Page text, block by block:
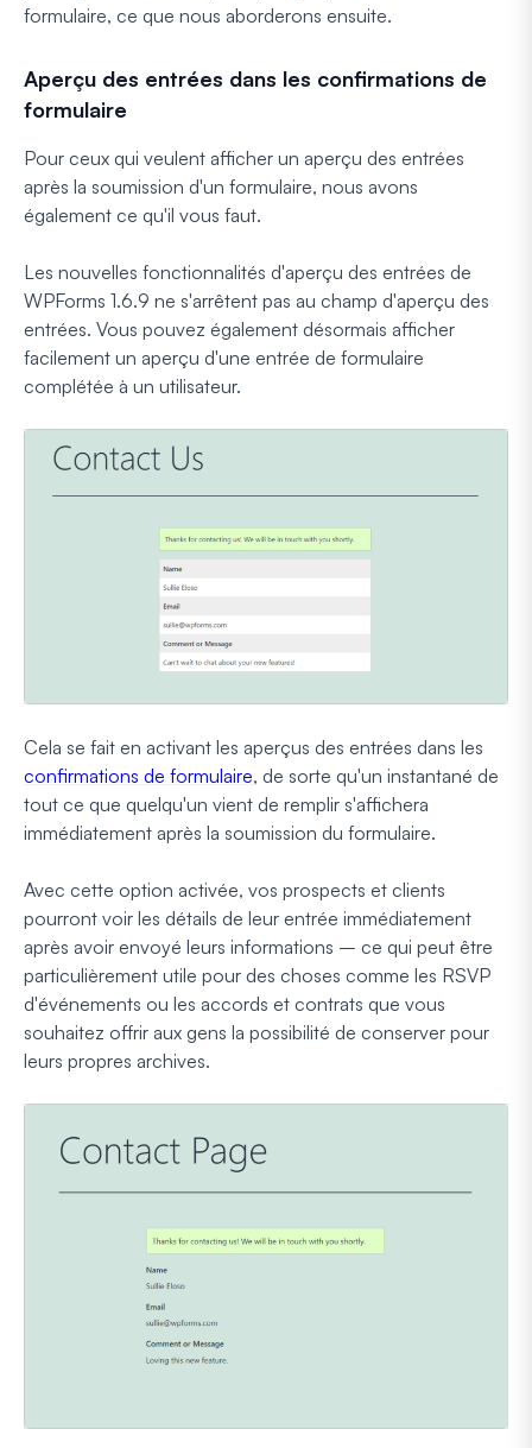
formulaire, ce que nous aborderons ensuite.
Aperçu des entrées dans les confirmations de
formulaire
Pour ceux qui veulent afficher un aperçu des entrées
après la soumission d'un formulaire, nous avons
également ce qu'il vous faut.
Les nouvelles fonctionnalités d'aperçu des entrées de
WPForms 1.6.9 ne s'arrêtent pas au champ d'aperçu des
entrées. Vous pouvez également désormais afficher
facilement un aperçu d'une entrée de formulaire
complétée à un utilisateur.
Cela se fait en activant les aperçus des entrées dans les
confirmations de formulaire, de sorte qu'un instantané de
tout ce que quelqu'un vient de remplir s'affichera
immédiatement après la soumission du formulaire.
Avec cette option activée, vos prospects et clients
pourront voir les détails de leur entrée immédiatement
après avoir envoyé leurs informations – ce qui peut être
particulièrement utile pour des choses comme les RSVP
d'événements ou les accords et contrats que vous
souhaitez offrir aux gens la possibilité de conserver pour
leurs propres archives.